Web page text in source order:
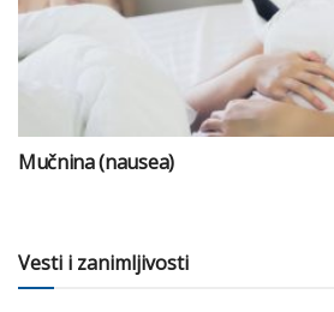
Mučnina (nausea)
Vesti i zanimljivosti